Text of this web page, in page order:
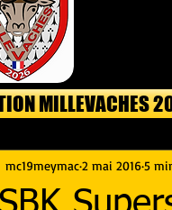
MILLEVACHES
mc19meymac2 mai 20165